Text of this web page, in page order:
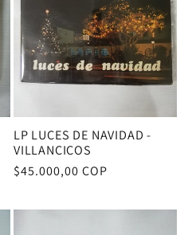
LP LUCES DE NAVIDAD -
VILLANCICOS
Precio
$45.000,00 COP